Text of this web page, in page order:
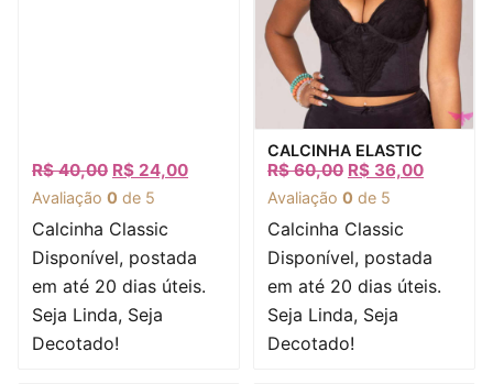
R$40,00 R$ 24,00
Avaliação 0 de 5
Calcinha Classic
Disponível, postada
em até 20 dias úteis.
Seja Linda, Seja
Decotado!
Visualização rápida
CALCINHA ELASTIC
R$60,00 R$ 36,00
Avaliação 0 de 5
Calcinha Classic
Disponível, postada
em até 20 dias úteis.
Seja Linda, Seja
Decotado!